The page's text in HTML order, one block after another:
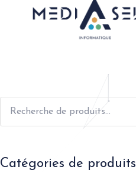
Catégories de produits